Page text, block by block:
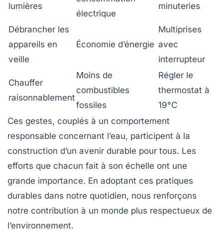
lumières
électrique
minuteries
Débrancher les
appareils en
veille
Économie d’énergie
Multiprises
avec
interrupteur
Chauffer
raisonnablement
Moins de
combustibles
fossiles
Régler le
thermostat à
19°C
Ces gestes, couplés à un comportement
responsable concernant l’eau, participent à la
construction d’un avenir durable pour tous. Les
efforts que chacun fait à son échelle ont une
grande importance. En adoptant ces pratiques
durables dans notre quotidien, nous renforçons
notre contribution à un monde plus respectueux de
l’environnement.